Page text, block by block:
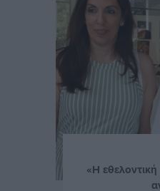
«Η εθελοντική